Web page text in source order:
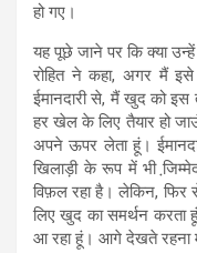
हो गए।
यह पूछे जाने पर कि क्या
रोहित ने कहा, अगर मैं
ईमानदारी से, मैं खुद को
हर खेल के लिए तैयार हो
अपने ऊपर लेता हूं।
खिलाड़ी के रूप में भी
विफ़ल रहा है। लेकिन,
लिए खुद का समर्थन करता
आ रहा हूं। आगे देखते रहना